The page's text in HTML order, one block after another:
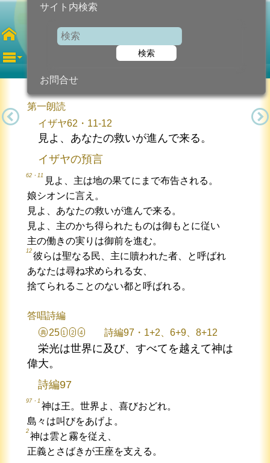
サイト内検索
検索
お問合せ
主の降誕（朝のミサ）
第一朗読
イザヤ62・11-12
見よ、あなたの救いが進んで来る。
イザヤの預言
62・11
見よ、主は地の果てにまで布告される。
娘シオンに言え。
見よ、あなたの救いが進んで来る。
見よ、主のかち得られたものは御もとに従い
主の働きの実りは御前を進む。
12
彼らは聖なる民、主に贖われた者、と呼ばれ
あなたは尋ね求められる女、
捨てられることのない都と呼ばれる。
答唱詩編
典 25 1 2 4 詩編97・1+2、6+9、8+12
栄光は世界に及び、すべてを越えて神は
偉大。
詩編97
97・1
神は王。世界よ、喜びおどれ。
島々は叫びをあげよ。
2
神は雲と霧を従え、
正義とさばきが王座を支える。